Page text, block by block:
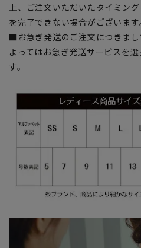
上、ご注文いただいたタイミン
を完了できない場合がございます
■お急ぎ発送のご注文につきま
よってはお急ぎ発送サービスを
す。